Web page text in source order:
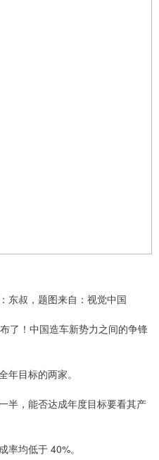
东叔，题图来自：视觉中国
了！中国造车新势力之间的争锋
年目标的两家。
半，能否达成年度目标要看其产
率均低于 40%。